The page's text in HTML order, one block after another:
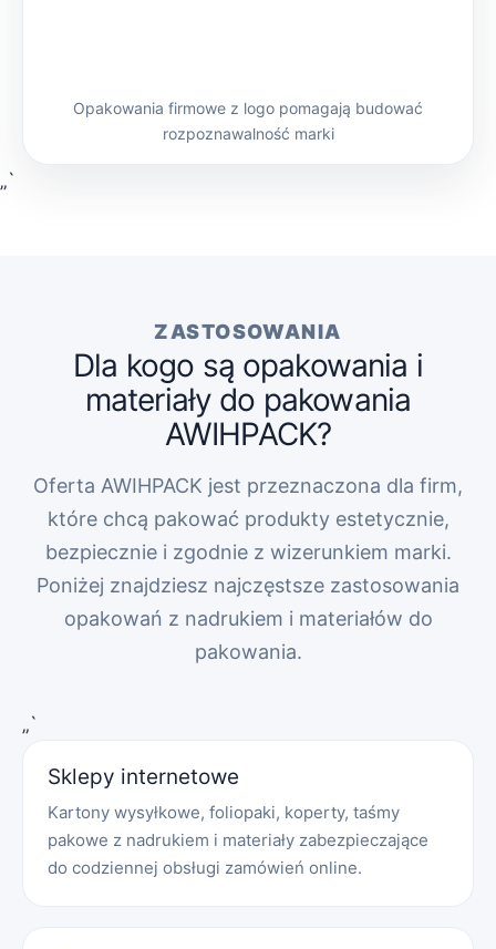
Opakowania firmowe z logo pomagają budować
rozpoznawalność marki
„`
ZASTOSOWANIA
Dla kogo są opakowania i
materiały do pakowania
AWIHPACK?
Oferta AWIHPACK jest przeznaczona dla firm,
które chcą pakować produkty estetycznie,
bezpiecznie i zgodnie z wizerunkiem marki.
Poniżej znajdziesz najczęstsze zastosowania
opakowań z nadrukiem i materiałów do
pakowania.
„`
Sklepy internetowe
Kartony wysyłkowe, foliopaki, koperty, taśmy
pakowe z nadrukiem i materiały zabezpieczające
do codziennej obsługi zamówień online.